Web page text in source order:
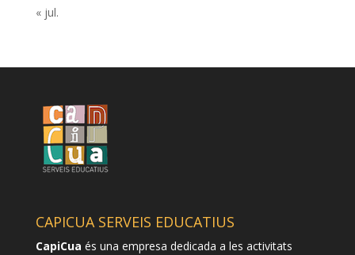
« jul.
CAPICUA SERVEIS EDUCATIUS
CapiCua és una empresa dedicada a les activitats